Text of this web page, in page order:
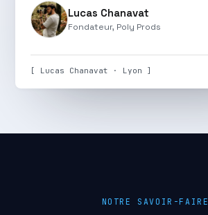
Lucas Chanavat
Fondateur, Poly Prods
[ Lucas Chanavat · Lyon ]
NOTRE SAVOIR-FAIRE